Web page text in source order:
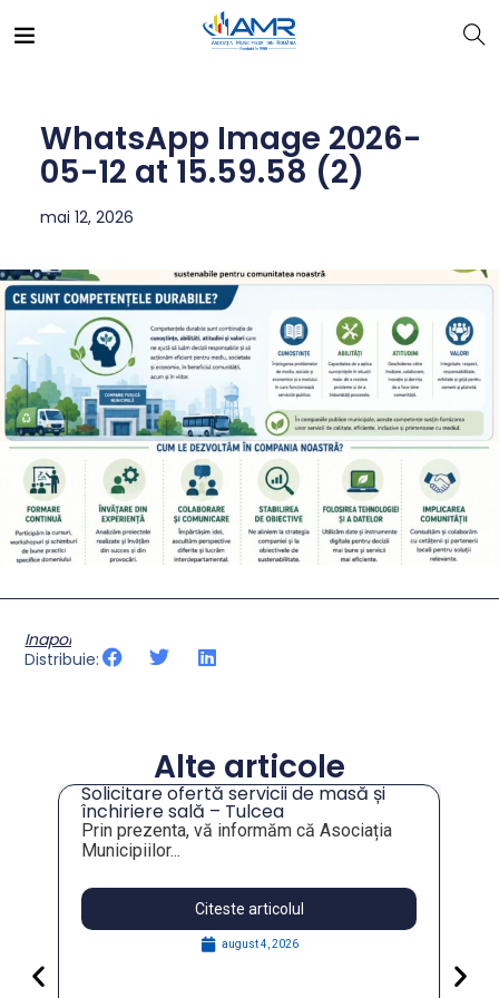
WhatsApp Image 2026-
05-12 at 15.59.58 (2)
mai 12, 2026
Inapoi
Distribuie:
Alte articole
Solicitare ofertă servicii de masă și
închiriere sală – Tulcea
Prin prezenta, vă informăm că Asociația
Municipiilor...
Citeste articolul
august 4, 2026